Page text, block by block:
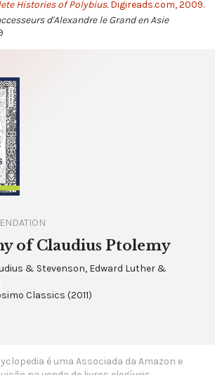
Histories of Polybius.Digireads.com, 2009.
d'Alexandre le Grand en Asie
of Claudius Ptolemy
& Stevenson, Edward Luther &
Classics (2011)
é uma Associada da Amazon e